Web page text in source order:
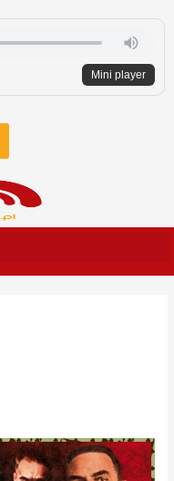
Mini player